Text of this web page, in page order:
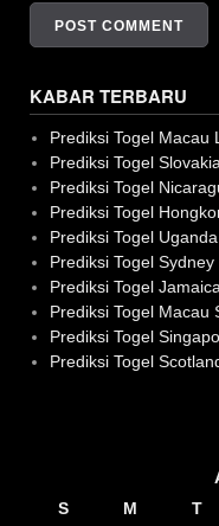
KABAR TERBARU
Prediksi Togel Macau
Prediksi Togel
Prediksi Togel
Prediksi Togel
Prediksi Togel
Prediksi Togel
Prediksi Togel
Prediksi Togel Macau
Prediksi Togel
Prediksi Togel
S
M T